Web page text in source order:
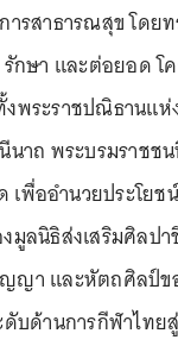
ารสาธารณสุข โดย
กษา และต่อยอด โ
พระราชปณิธานแห่
นาถ พระบรมราชช
พื่ออำนวยประโยช
มูลนิธิส่งเสริมศิลป
ญา และหัตถศิลป์ข
ดับด้านการกีฬาไท